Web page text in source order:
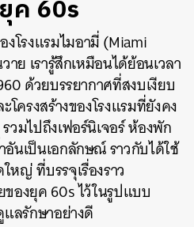
ค 60s
งโรงแรมไมอามี่ (Miami
ย เรารู้สึกเหมือนได้ย้อนเวลา
ด้วยบรรยากาศที่สงบเงียบ
ครงสร้างของโรงแรมที่ยังคง
มไปถึงเฟอร์นิเจอร์ ห้องพัก
นเป็นเอกลักษณ์ ราวกับได้ใช้
ญ่ ที่บรรจุเรื่องราว
องยุค 60s ไว้ในรูปแบบ
ลรักษาอย่างดี